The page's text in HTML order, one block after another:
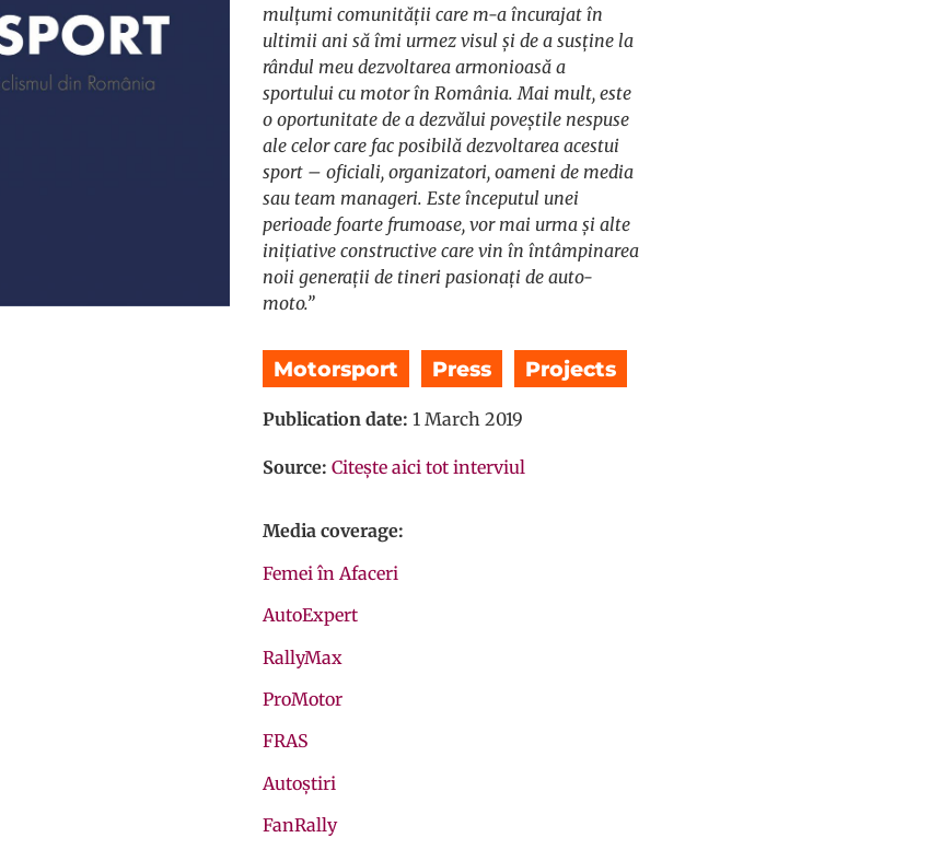
mulțumi comunității care m-a încurajat în
ultimii ani să îmi urmez visul și de a susține la
rândul meu dezvoltarea armonioasă a
sportului cu motor în România. Mai mult, este
o oportunitate de a dezvălui poveștile nespuse
ale celor care fac posibilă dezvoltarea acestui
sport – oficiali, organizatori, oameni de media
sau team manageri. Este începutul unei
perioade foarte frumoase, vor mai urma și alte
inițiative constructive care vin în întâmpinarea
noii generații de tineri pasionați de auto-
moto.”
Motorsport Press Projects
Publication date: 1 March 2019
Source: Citește aici tot interviul
Media coverage:
Femei în Afaceri
AutoExpert
RallyMax
ProMotor
FRAS
Autoștiri
FanRally